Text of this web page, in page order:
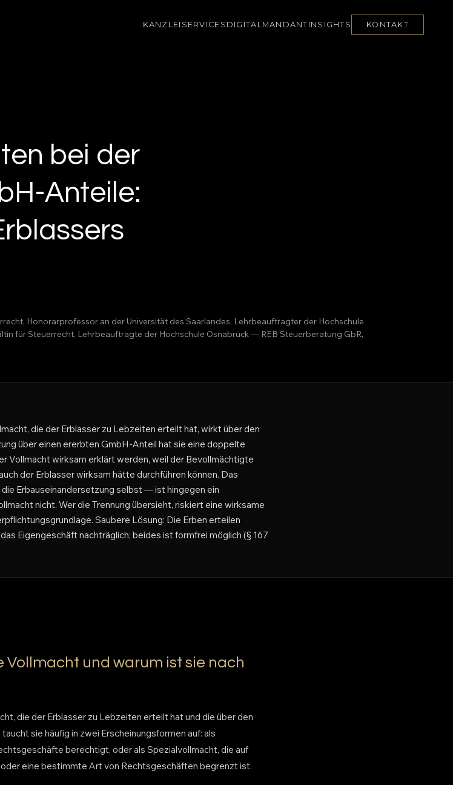
KANZLEI SERVICES DIGITAL MANDANT INSIGHTS KONTAKT
bei der
Anteile:
Honorarprofessor an der Universität des Saarlandes, Lehrbeauftragter der Hochschule
für Steuerrecht, Lehrbeauftragte der Hochschule Osnabrück — REB Steuerberatung GbR,
die der Erblasser zu Lebzeiten erteilt hat, wirkt über den
über einen ererbten GmbH-Anteil hat sie eine doppelte
Vollmacht wirksam erklärt werden, weil der Bevollmächtigte
der Erblasser wirksam hätte durchführen können. Das
Erbauseinandersetzung selbst — ist hingegen ein
nicht. Wer die Trennung übersieht, riskiert eine wirksame
Saubere Lösung: Die Erben erteilen
Eigengeschäft nachträglich; beides ist formfrei möglich (§ 167
und warum ist sie nach
die der Erblasser zu Lebzeiten erteilt hat und die über den
sie häufig in zwei Erscheinungsformen auf: als
berechtigt, oder als Spezialvollmacht, die auf
eine bestimmte Art von Rechtsgeschäften begrenzt ist.